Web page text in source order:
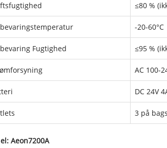
≤80 %
-20-60°C
Fugtighed ≤95 %
AC 100-
DC 24V
3 på
Aeon7200A